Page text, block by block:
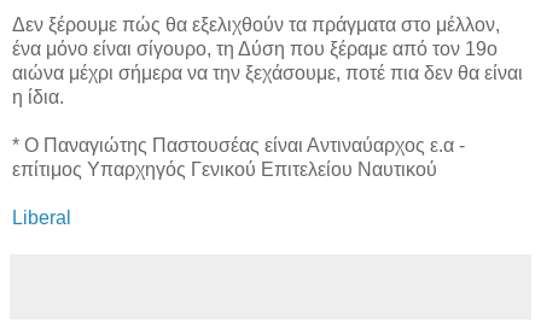
Δεν ξέρουμε πώς θα εξελιχθούν τα πράγματα στο μέλλον,
ένα μόνο είναι σίγουρο, τη Δύση που ξέραμε από τον 19ο
αιώνα μέχρι σήμερα να την ξεχάσουμε, ποτέ πια δεν θα είναι
η ίδια.
* Ο Παναγιώτης Παστουσέας είναι Αντιναύαρχος ε.α -
επίτιμος Υπαρχηγός Γενικού Επιτελείου Ναυτικού
Liberal